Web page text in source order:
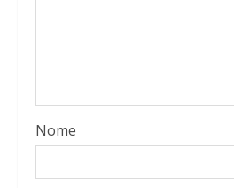
Nome